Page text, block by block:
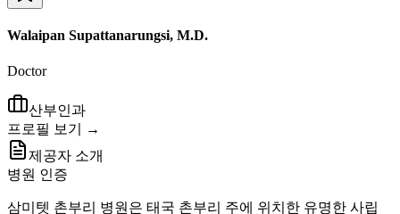
Walaipan Supattanarungsi, M.D.
Doctor
산부인과
프로필 보기 →
제공자 소개
병원 인증
삼미텟 촌부리 병원은 태국 촌부리 주에 위치한 유명한 사립